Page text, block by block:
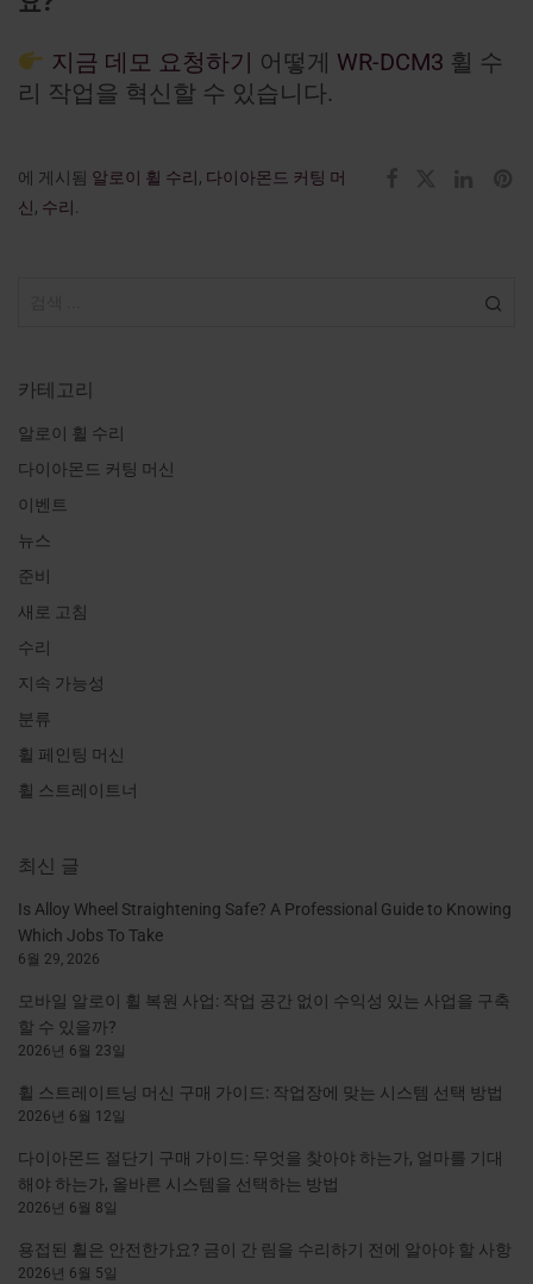
지금 데모 요청하기 어떻게 WR-DCM3 휠 수
리 작업을 혁신할 수 있습니다.
에 게시됨 알로이 휠 수리 , 다이아몬드 커팅 머
신, 수리 .
카테고리
알로이 휠 수리
다이아몬드 커팅 머신
이벤트
뉴스
준비
새로 고침
수리
지속 가능성
분류
휠 페인팅 머신
휠 스트레이트너
최신 글
Is Alloy Wheel Straightening Safe? A Professional Guide to Knowing
Which Jobs To Take
6월 29, 2026
모바일 알로이 휠 복원 사업: 작업 공간 없이 수익성 있는 사업을 구축
할 수 있을까?
2026년 6월 23일
휠 스트레이트닝 머신 구매 가이드: 작업장에 맞는 시스템 선택 방법
2026년 6월 12일
다이아몬드 절단기 구매 가이드: 무엇을 찾아야 하는가, 얼마를 기대
해야 하는가, 올바른 시스템을 선택하는 방법
2026년 6월 8일
용접된 휠은 안전한가요? 금이 간 림을 수리하기 전에 알아야 할 사항
2026년 6월 5일